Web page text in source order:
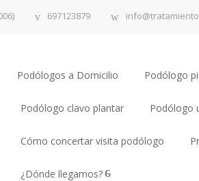
697123879
Podólogos a Domicilio Podólogo
Podólogo clavo plantar Podólogo
Cómo concertar visita podólogo
¿Dónde llegamos?